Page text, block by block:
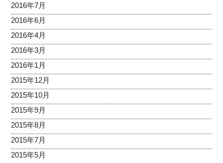
2016年7月
2016年6月
2016年4月
2016年3月
2016年1月
2015年12月
2015年10月
2015年9月
2015年8月
2015年7月
2015年5月